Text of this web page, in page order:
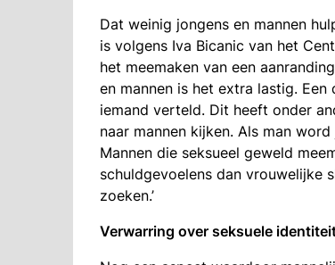
Dat weinig jongens en mannen
is volgens Iva Bicanic van het
het meemaken van een
en mannen is het extra lastig.
iemand verteld. Dit heeft onder
naar mannen kijken. Als man
Mannen die seksueel geweld
schuldgevoelens dan vrouwelijke
zoeken.’
Verwarring over seksuele